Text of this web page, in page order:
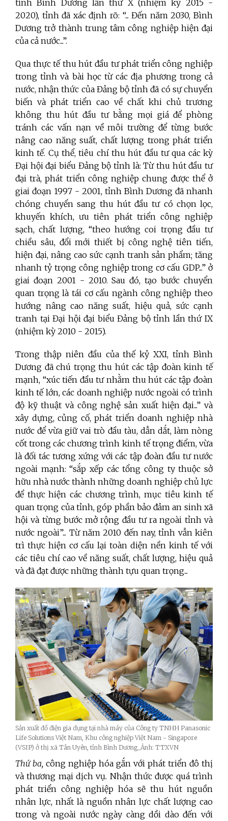
tỉnh Bình Dương lần thứ X (nhiệm kỳ 2015 -
2020), tỉnh đã xác định rõ: “... Đến năm 2030, Bình
Dương trở thành trung tâm công nghiệp hiện đại
của cả nước...”.
Qua thực tế thu hút đầu tư phát triển công nghiệp
trong tỉnh và bài học từ các địa phương trong cả
nước, nhận thức của Đảng bộ tỉnh đã có sự chuyển
biến và phát triển cao về chất khi chủ trương
không thu hút đầu tư bằng mọi giá để phòng
tránh các vấn nạn về môi trường để từng bước
nâng cao năng suất, chất lượng trong phát triển
kinh tế. Cụ thể, tiêu chí thu hút đầu tư qua các kỳ
Đại hội đại biểu Đảng bộ tỉnh là: Từ thu hút đầu tư
đại trà, phát triển công nghiệp chung được thể ở
giai đoạn 1997 - 2001, tỉnh Bình Dương đã nhanh
chóng chuyển sang thu hút đầu tư có chọn lọc,
khuyến khích, ưu tiên phát triển công nghiệp
sạch, chất lượng, “theo hướng coi trọng đầu tư
chiều sâu, đổi mới thiết bị công nghệ tiên tiến,
hiện đại, nâng cao sức cạnh tranh sản phẩm; tăng
nhanh tỷ trọng công nghiệp trong cơ cấu GDP...” ở
giai đoạn 2001 - 2010. Sau đó, tạo bước chuyển
quan trọng là tái cơ cấu ngành công nghiệp theo
hướng nâng cao năng suất, hiệu quả, sức cạnh
tranh tại Đại hội đại biểu Đảng bộ tỉnh lần thứ IX
(nhiệm kỳ 2010 - 2015).
Trong thập niên đầu của thế kỷ XXI, tỉnh Bình
Dương đã chú trọng thu hút các tập đoàn kinh tế
mạnh, “xúc tiến đầu tư nhằm thu hút các tập đoàn
kinh tế lớn, các doanh nghiệp nước ngoài có trình
độ kỹ thuật và công nghệ sản xuất hiện đại...” và
xây dựng, củng cố, phát triển doanh nghiệp nhà
nước để vừa giữ vai trò đầu tàu, dẫn dắt, làm nòng
cốt trong các chương trình kinh tế trọng điểm, vừa
là đối tác tương xứng với các tập đoàn đầu tư nước
ngoài mạnh: “sắp xếp các tổng công ty thuộc sở
hữu nhà nước thành những doanh nghiệp chủ lực
để thực hiện các chương trình, mục tiêu kinh tế
quan trọng của tỉnh, góp phần bảo đảm an sinh xã
hội và từng bước mở rộng đầu tư ra ngoài tỉnh và
nước ngoài”... Từ năm 2010 đến nay, tỉnh vẫn kiên
trì thực hiện cơ cấu lại toàn diện nền kinh tế với
các tiêu chí cao về năng suất, chất lượng, hiệu quả
và đã đạt được những thành tựu quan trọng...
Sản xuất đồ điện gia dụng tại nhà máy của Công ty TNHH Panasonic
Life Solutions Việt Nam, Khu công nghiệp Việt Nam - Singapore
(VSIP) ở thị xã Tân Uyên, tỉnh Bình Dương_Ảnh: TTXVN
Thứ ba, công nghiệp hóa gắn với phát triển đô thị
và thương mại dịch vụ. Nhận thức được quá trình
phát triển công nghiệp hóa sẽ thu hút nguồn
nhân lực, nhất là nguồn nhân lực chất lượng cao
trong và ngoài nước ngày càng dồi dào đến với